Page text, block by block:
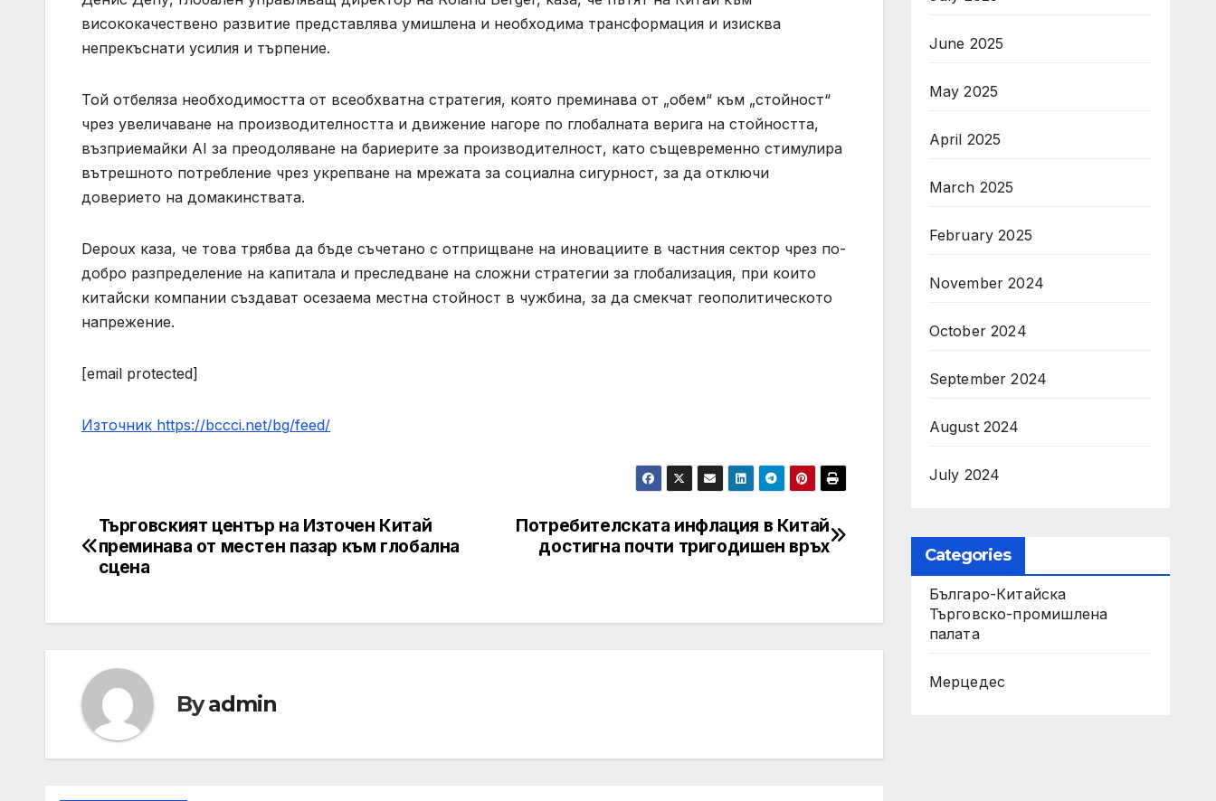
висококачествено развитие представлява умишлена и необходима трансформация и изисква
непрекъснати усилия и търпение.
Той отбеляза необходимостта от всеобхватна стратегия, която преминава от „обем“ към „стойност“
чрез увеличаване на производителността и движение нагоре по глобалната верига на стойността,
възприемайки AI за преодоляване на бариерите за производителност, като същевременно стимулира
вътрешното потребление чрез укрепване на мрежата за социална сигурност, за да отключи
доверието на домакинствата.
Depoux каза, че това трябва да бъде съчетано с отприщване на иновациите в частния сектор чрез по-
добро разпределение на капитала и преследване на сложни стратегии за глобализация, при които
китайски компании създават осезаема местна стойност в чужбина, за да смекчат геополитическото
напрежение.
[email protected]
Източник https://bccci.net/bg/feed/
Post
navigation
Потребителската инфлация в Китай
достигна почти тригодишен връх
Търговският център на Източен Китай
преминава от местен пазар към глобална
сцена
Byadmin
June 2025
May 2025
April 2025
March 2025
February 2025
November 2024
October 2024
September 2024
August 2024
July 2024
Categories
Българо-Китайска
Търговско-промишлена
палaта
Мерцедес